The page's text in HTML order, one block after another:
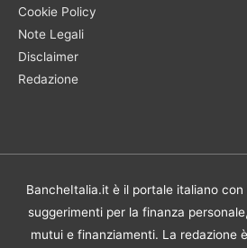
Cookie Policy
Note Legali
Disclaimer
Redazione
BancheItalia.it è il portale italiano
suggerimenti per la finanza
mutui e finanziamenti. La redazione